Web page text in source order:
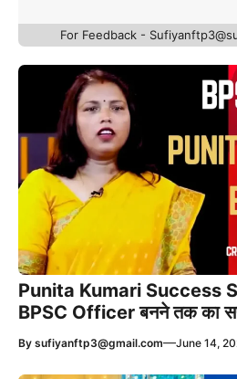
For Feedback -
Punita Kumari Success
BPSC Officer बनने तक का
By sufiyanftp3@gmail.com—June 14,